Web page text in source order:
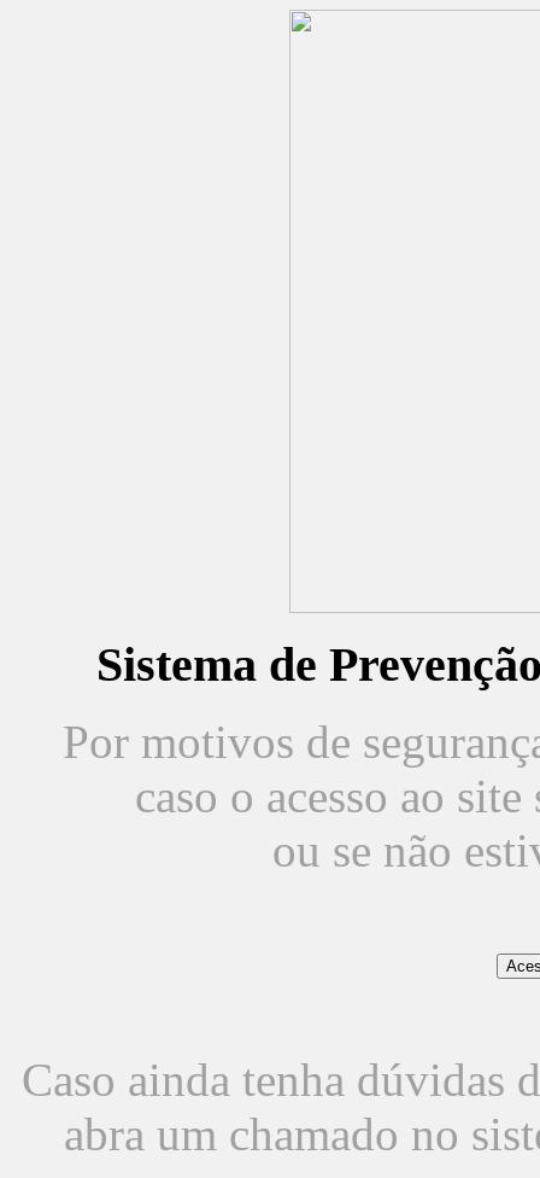
Sistema de
Por motivos de
caso o acesso ao
ou se não
Caso ainda tenha dúvidas
abra um chamado no